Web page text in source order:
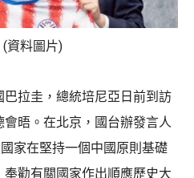
資料圖片)
拉圭，總統培尼亞日前到訪
晤。在北京，國台辦發言人
家在堅持一個中國原則基礎
勸有關國家作出順應歷史大